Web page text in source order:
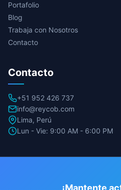
Portafolio
Blog
Trabaja con Nosotros
Contacto
Contacto
+51 952 426 737
info@reycob.com
Lima, Perú
Lun - Vie: 9:00 AM - 6:00 PM
¡Mantente